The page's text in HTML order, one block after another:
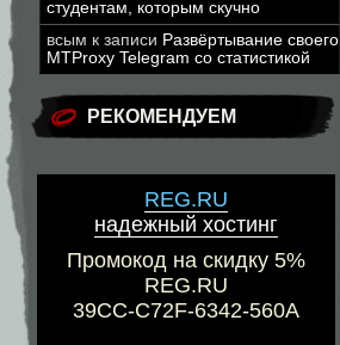
студентам, которым скучно
всым к записи Развёртывание своего
MTProxy Telegram со статистикой
РЕКОМЕНДУЕМ
REG.RU
надежный хостинг
Промокод на скидку 5%
REG.RU
39CC-C72F-6342-560A